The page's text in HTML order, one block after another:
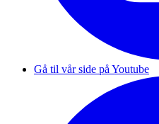
Gå til vår side på Youtube